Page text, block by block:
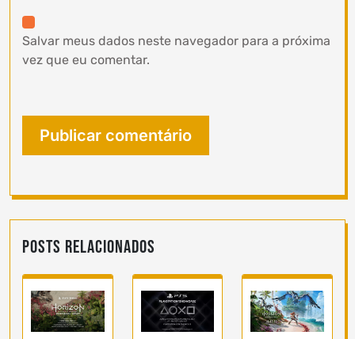
Salvar meus dados neste navegador para a próxima
vez que eu comentar.
Posts Relacionados